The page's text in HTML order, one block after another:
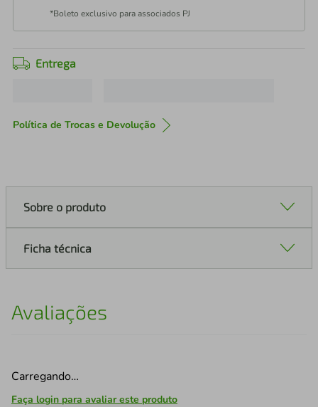
*Boleto exclusivo para associados PJ
Entrega
Política de Trocas e Devolução
Sobre o produto
Ficha técnica
Avaliações
Carregando…
Faça login para avaliar este produto